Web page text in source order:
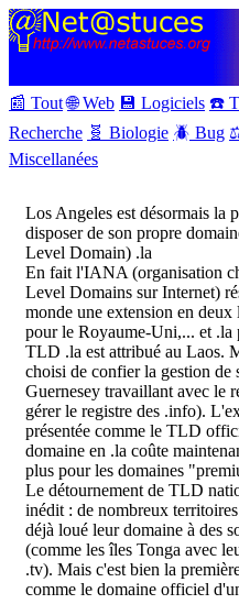
📰 Tout 🌐 Web 💾 Logiciels ☎️
Recherche 🧬 Biologie 🪲 Bug
Miscellanées
Los Angeles est désormais la
disposer de son propre
Level Domain) .la
En fait l'IANA (organisation
Level Domains sur Internet)
monde une extension en
pour le Royaume-Uni,... et
TLD .la est attribué au Laos.
choisi de confier la gestion de
Guernesey travaillant avec le
gérer le registre des .info).
présentée comme le TLD
domaine en .la coûte
plus pour les domaines
Le détournement de TLD
inédit : de nombreux
déjà loué leur domaine à des
(comme les îles Tonga avec
.tv). Mais c'est bien la
comme le domaine officiel